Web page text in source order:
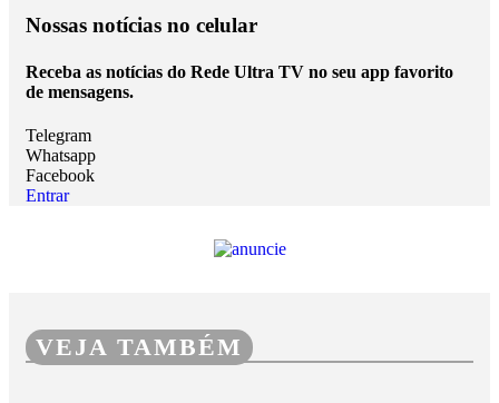
Nossas notícias no celular
Receba as notícias do Rede Ultra TV no seu app favorito
de mensagens.
Telegram
Whatsapp
Facebook
Entrar
VEJA TAMBÉM